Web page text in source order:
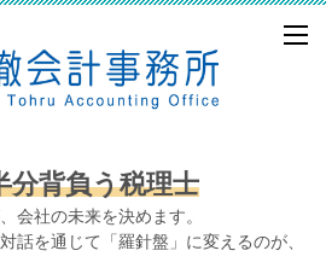
分背負う税理士
会社の未来を決めます。
話を通じて「羅針盤」に変えるのが、